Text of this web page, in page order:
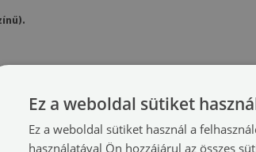
Ez a weboldal sütiket
Ez a weboldal sütiket használ a
használatával Ön hozzájárul az összes